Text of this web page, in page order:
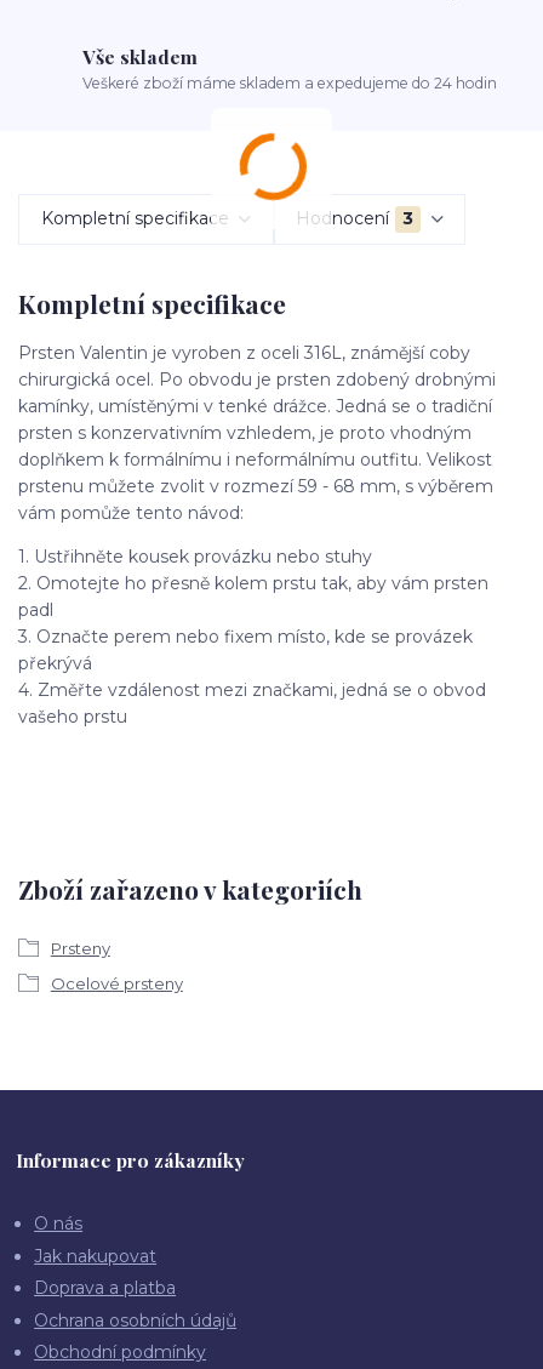
Vše skladem
Veškeré zboží máme skladem a expedujeme do 24 hodin
Kompletní specifikace Hodnocení 3
Kompletní specifikace
Prsten Valentin je vyroben z oceli 316L, známější coby
chirurgická ocel. Po obvodu je prsten zdobený drobnými
kamínky, umístěnými v tenké drážce. Jedná se o tradiční
prsten s konzervativním vzhledem, je proto vhodným
doplňkem k formálnímu i neformálnímu outfitu. Velikost
prstenu můžete zvolit v rozmezí 59 - 68 mm, s výběrem
vám pomůže tento návod:
1. Ustřihněte kousek provázku nebo stuhy
2. Omotejte ho přesně kolem prstu tak, aby vám prsten
padl
3. Označte perem nebo fixem místo, kde se provázek
překrývá
4. Změřte vzdálenost mezi značkami, jedná se o obvod
vašeho prstu
Zboží zařazeno v kategoriích
Prsteny
Ocelové prsteny
Informace pro zákazníky
O nás
Jak nakupovat
Doprava a platba
Ochrana osobních údajů
Obchodní podmínky